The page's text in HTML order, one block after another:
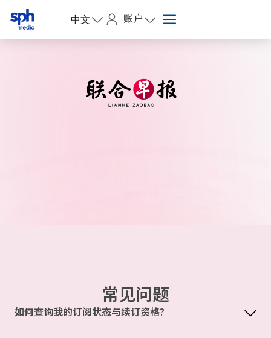
中文 账户
常见问题
如何查询我的订阅状态与续订资格?